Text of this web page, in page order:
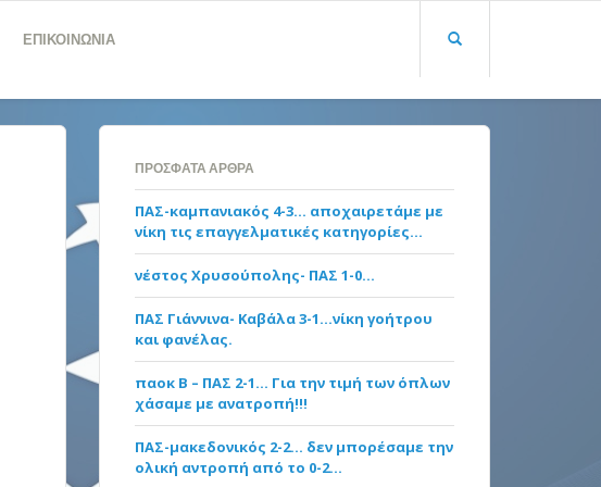
ΕΠΙΚΟΙΝΩΝΙΑ
ΠΡΌΣΦΑΤΑ ΆΡΘΡΑ
ΠΑΣ-καμπανιακός 4-3… αποχαιρετάμε με
νίκη τις επαγγελματικές κατηγορίες…
νέστος Χρυσούπολης- ΠΑΣ 1-0…
ΠΑΣ Γιάννινα- Καβάλα 3-1…νίκη γοήτρου
και φανέλας.
παοκ Β – ΠΑΣ 2-1… Για την τιμή των όπλων
χάσαμε με ανατροπή!!!
ΠΑΣ-μακεδονικός 2-2… δεν μπορέσαμε την
ολική αντροπή από το 0-2…